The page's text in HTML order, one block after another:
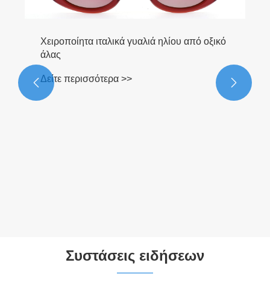
Χειροποίητα ιταλικά γυαλιά ηλίου από οξικό
άλας
Δείτε περισσότερα >>
 
Συστάσεις ειδήσεων